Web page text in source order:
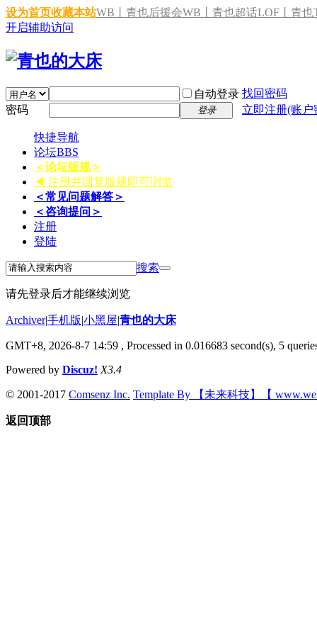
设为首页收藏本站WB丨青也后援会WB丨青也超话LOF丨青也
开启辅助访问
自动登录 找回密码
密码
登录 立即注册(账
快捷导航
论坛BBS
＜论坛版规＞
◀ 注册并回复版规即可浏览
＜常见问题解答＞
＜咨询提问＞
注册
登陆
搜索
请先登录后才能继续浏览
Archiver|手机版|小黑屋|青也的大床
GMT+8, 2026-8-7 14:59 , Processed in 0.016683 second(s), 5
Powered by Discuz! X3.4
© 2001-2017 Comsenz Inc. Template By 【未来科技】【
返回顶部